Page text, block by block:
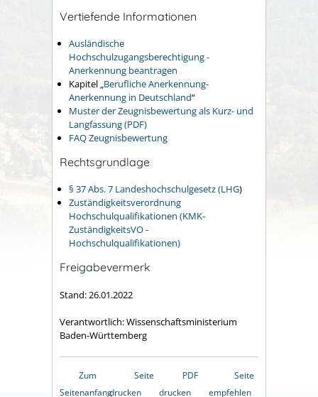
Vertiefende Informationen
Ausländische
Hochschulzugangsberechtigung -
Anerkennung beantragen
Kapitel „Berufliche Anerkennung-
Anerkennung in Deutschland“
Muster der Zeugnisbewertung als Kurz- und
Langfassung (PDF)
FAQ Zeugnisbewertung
Rechtsgrundlage
§ 37 Abs. 7 Landeshochschulgesetz (LHG)
Zuständigkeitsverordnung
Hochschulqualifikationen (KMK-
ZuständigkeitsVO -
Hochschulqualifikationen)
Freigabevermerk
Stand: 26.01.2022
Verantwortlich: Wissenschaftsministerium
Baden-Württemberg
Zum
Seitenanfang
Seite
drucken
PDF
drucken
Seite
empfehlen